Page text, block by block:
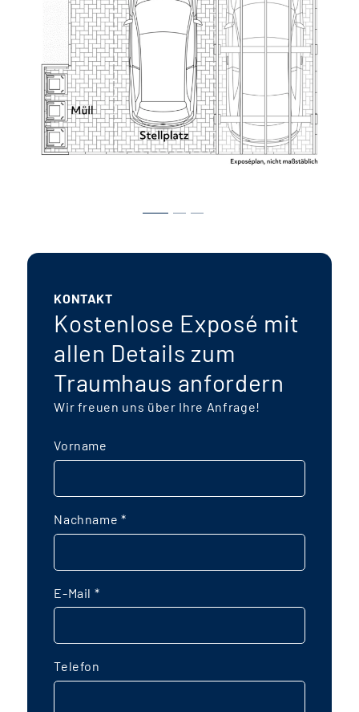
KONTAKT
Kostenlose Exposé mit
allen Details zum
Traumhaus anfordern
Wir freuen uns über Ihre Anfrage!
Vorname
Nachname*
E-Mail *
Telefon